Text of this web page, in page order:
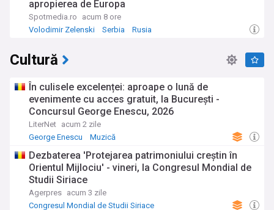
apropierea de Europa
Spotmedia.ro
acum 8 ore
Volodimir Zelenski
Serbia Rusia
Cultură
În culisele excelenței: aproape o lună de
evenimente cu acces gratuit, la București -
Concursul George Enescu, 2026
LiterNet acum 2 zile
George Enescu
Muzică
Dezbaterea 'Protejarea patrimoniului creștin în
Orientul Mijlociu' - vineri, la Congresul Mondial de
Studii Siriace
Agerpres acum 3 zile
Congresul Mondial de Studii Siriace